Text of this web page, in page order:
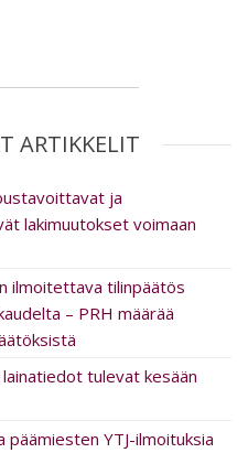
ARTIKKELIT
ja
lakimuutokset voimaan
ilmoitettava tilinpäätös
– PRH määrää
tulevat kesään
päämiesten YTJ-ilmoituksia